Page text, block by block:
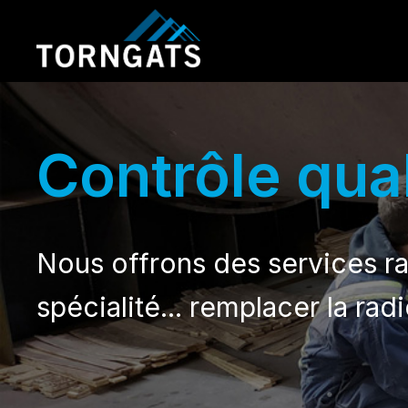
Contrôle
Nous offrons des services
spécialité... remplacer la